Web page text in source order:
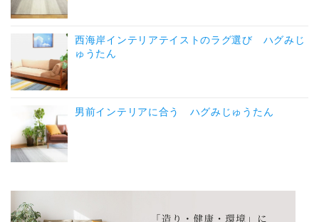
西海岸インテリアテイストのラグ選び ハグみじ
ゅうたん
男前インテリアに合う ハグみじゅうたん